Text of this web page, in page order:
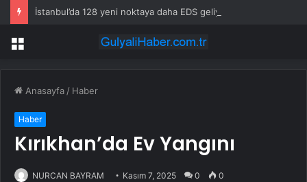
İstanbul’da 128 yeni noktaya daha EDS geliyor
Menü
Anasayfa / Haber
Haber
Kırıkhan’da Ev Yangını
NURCAN BAYRAM Kasım 7, 2025 0 0